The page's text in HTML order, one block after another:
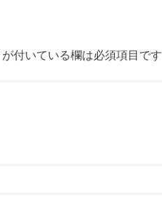
が付いている欄は必須項目です